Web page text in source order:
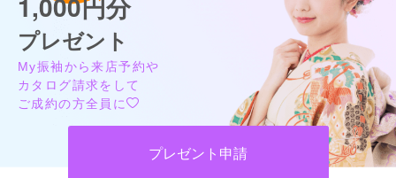
プレゼント
My振袖から来店予約や
カタログ請求をして
ご成約の方全員に
プレゼント申請